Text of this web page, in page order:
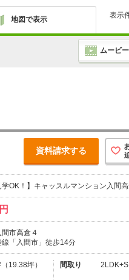
地図で表示 表示
ムービ
資料請求する
学OK！】キャッスルマンション入間
市高倉４
線「入間市」徒歩14分
（19.38坪）
間取り 2LDK+S